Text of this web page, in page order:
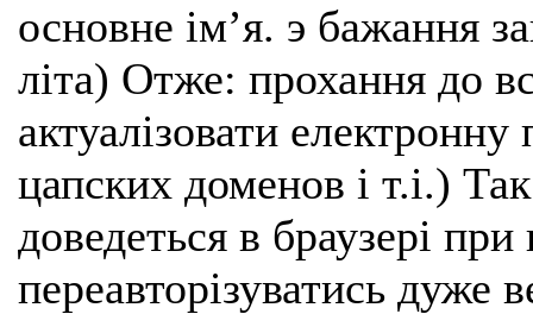
основне імʼя. э бажання
літа) Отже: прохання до
актуалізовати
цапских доменов і т.і.)
доведеться в браузері
переавторізуватись